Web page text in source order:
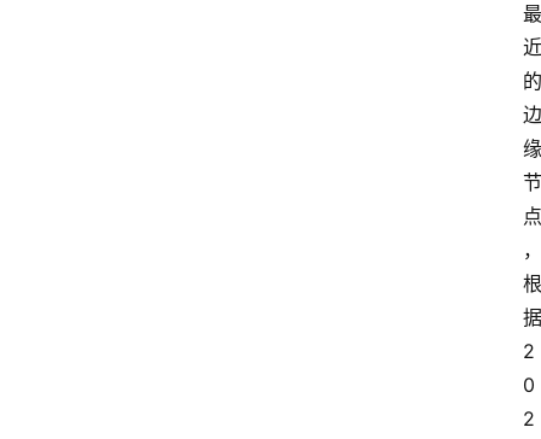
最
近
的
边
缘
节
点
，
根
据
2
0
2